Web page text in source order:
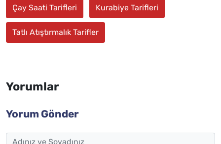
Çay Saati Tarifleri Kurabiye Tarifleri
Tatlı Atıştırmalık Tarifler
Yorumlar
Yorum Gönder